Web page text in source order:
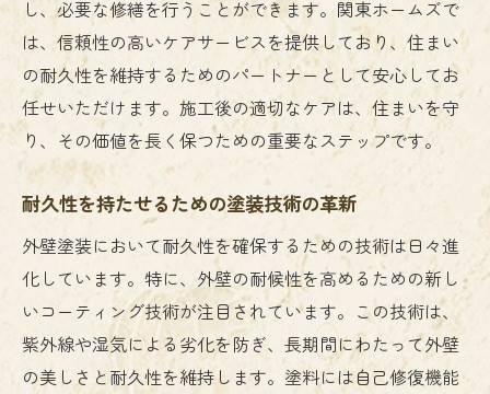
し、必要な修繕を行うことができます。関東ホームズで
は、信頼性の高いケアサービスを提供しており、住まい
の耐久性を維持するためのパートナーとして安心してお
任せいただけます。施工後の適切なケアは、住まいを守
り、その価値を長く保つための重要なステップです。
耐久性を持たせるための塗装技術の革新
外壁塗装において耐久性を確保するための技術は日々進
化しています。特に、外壁の耐候性を高めるための新し
いコーティング技術が注目されています。この技術は、
紫外線や湿気による劣化を防ぎ、長期間にわたって外壁
の美しさと耐久性を維持します。塗料には自己修復機能